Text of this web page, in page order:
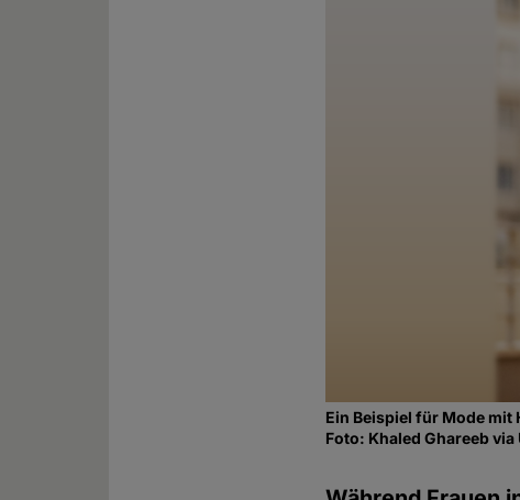
Ein Beispiel für Mode mit
Foto: Khaled Ghareeb via